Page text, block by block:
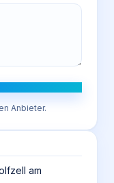
Anbieter.
am